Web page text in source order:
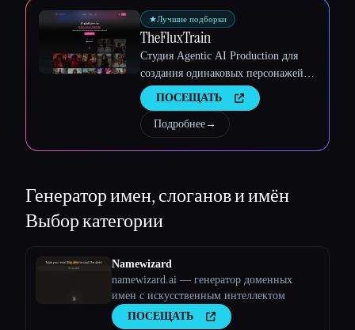
★Лучшие подборки
TheFluxTrain
Студия Agentic AI Production для
создания одинаковых персонажей,
рабочих процессов и видео
ПОСЕЩАТЬ
Подробнее→
Генератор имен, слоганов и имён
Выбор категории
Namewizard
namewizard.ai — генератор доменных
имен с искусственным интеллектом
ПОСЕЩАТЬ